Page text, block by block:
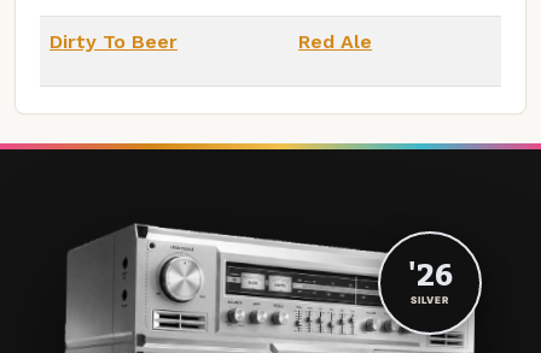
Dirty To Beer Red Ale
'26
SILVER